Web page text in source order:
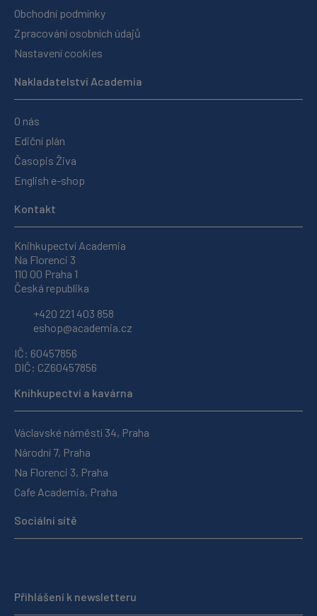
Obchodní podmínky
Zpracování osobních údajů
Nastavení cookies
Nakladatelství Academia
O nás
Ediční plán
Časopis Živa
English e-shop
Kontakt
Knihkupectví Academia
Na Florenci 3
110 00 Praha 1
Česká republika
+420 221 403 858
eshop@academia.cz
IČ: 60457856
DIČ: CZ60457856
Knihkupectví a kavárna
Václavské náměstí 34, Praha
Národní 7, Praha
Na Florenci 3, Praha
Cafe Academia, Praha
Sociální sítě
Přihlášení k newsletteru